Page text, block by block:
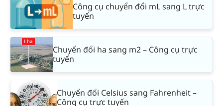
Công cụ chuyển đổi mL sang L trực
tuyến
Chuyển đổi ha sang m2 – Công cụ trực
tuyến
Chuyển đổi Celsius sang Fahrenheit –
Công cụ trực tuyến